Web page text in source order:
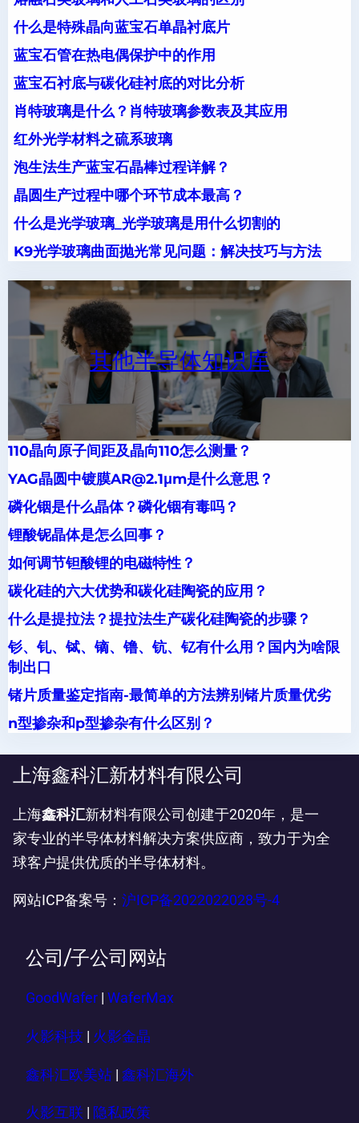
什么是特殊晶向蓝宝石单晶衬底片
蓝宝石管在热电偶保护中的作用
蓝宝石衬底与碳化硅衬底的对比分析
肖特玻璃是什么？肖特玻璃参数表及其应用
红外光学材料之硫系玻璃
泡生法生产蓝宝石晶棒过程详解？
晶圆生产过程中哪个环节成本最高？
什么是光学玻璃_光学玻璃是用什么切割的
K9光学玻璃曲面抛光常见问题：解决技巧与方法
其他半导体知识库
110晶向原子间距及晶向110怎么测量？
YAG晶圆中镀膜AR@2.1μm是什么意思？
磷化铟是什么晶体？磷化铟有毒吗？
锂酸铌晶体是怎么回事？
如何调节钽酸锂的电磁特性？
碳化硅的六大优势和碳化硅陶瓷的应用？
什么是提拉法？提拉法生产碳化硅陶瓷的步骤？
钐、钆、铽、镝、镥、钪、钇有什么用？国内为啥限
制出口
锗片质量鉴定指南-最简单的方法辨别锗片质量优劣
n型掺杂和p型掺杂有什么区别？
上海鑫科汇新材料有限公司
上海鑫科汇新材料有限公司创建于2020年，是一
家专业的半导体材料解决方案供应商，致力于为全
球客户提供优质的半导体材料。
网站ICP备案号： 沪ICP备2022022028号-4
公司/子公司网站
GoodWafer WaferMax
火影科技 火影金晶
鑫科汇欧美站 | 鑫科汇海外
火影互联 隐私政策